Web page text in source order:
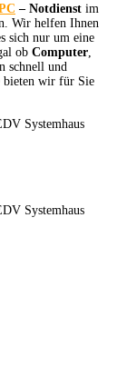
– Notdienst im
Wir helfen Ihnen
sich nur um eine
ob Computer
schnell und
bieten wir für Sie
Systemhaus
Systemhaus